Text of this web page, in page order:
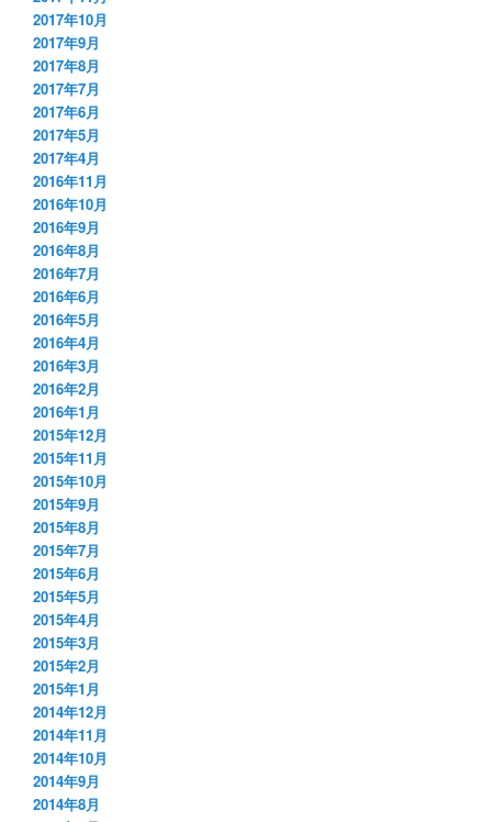
2017年10月
2017年9月
2017年8月
2017年7月
2017年6月
2017年5月
2017年4月
2016年11月
2016年10月
2016年9月
2016年8月
2016年7月
2016年6月
2016年5月
2016年4月
2016年3月
2016年2月
2016年1月
2015年12月
2015年11月
2015年10月
2015年9月
2015年8月
2015年7月
2015年6月
2015年5月
2015年4月
2015年3月
2015年2月
2015年1月
2014年12月
2014年11月
2014年10月
2014年9月
2014年8月